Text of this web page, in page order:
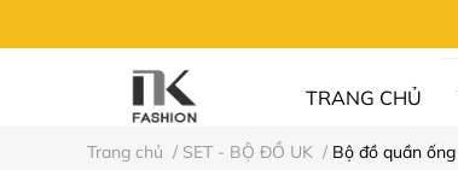
TRANG CHỦ
Trang chủ / SET - BỘ ĐỒ UK / Bộ đồ quần